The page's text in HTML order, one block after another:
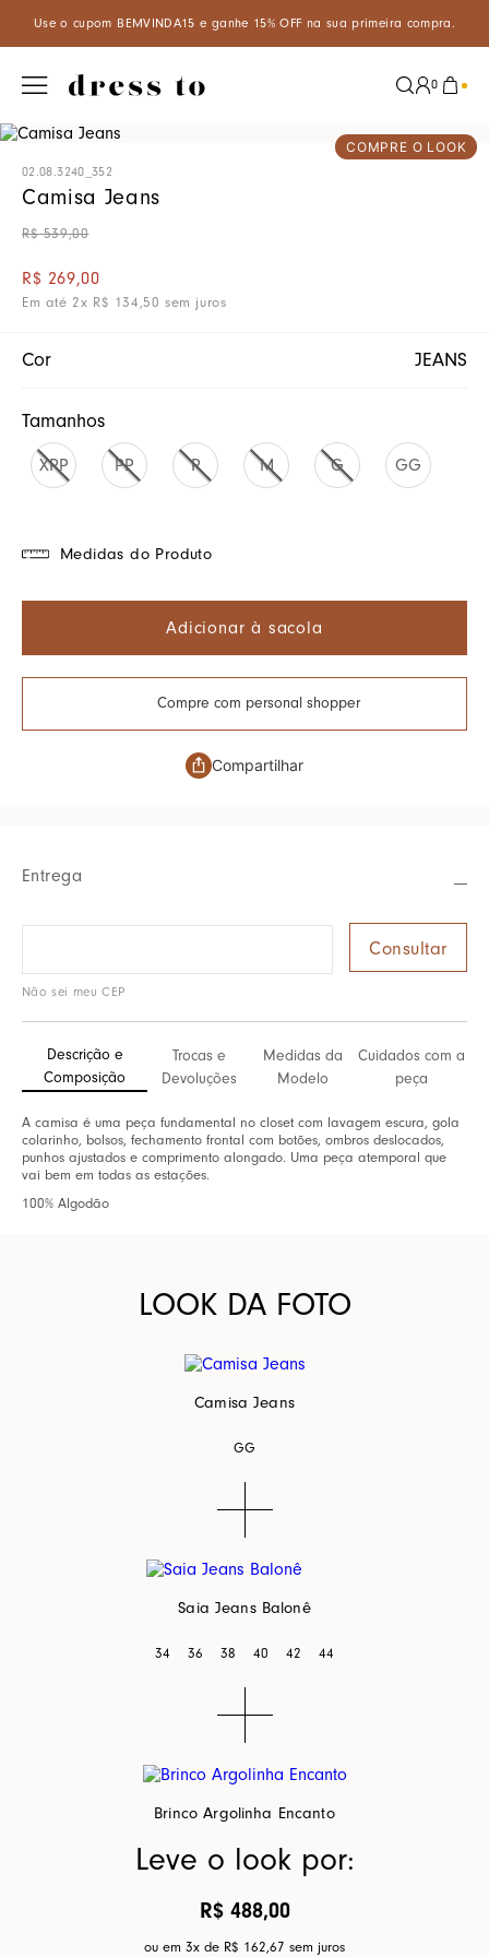
e ganhe 15% OFF na sua primeira compra. Aproveite um
0
COMPRE O LOOK
02.08.3240_352
Camisa Jeans
R$ 539,00
R$ 269,00
Em até 2x R$ 134 ,50 sem juros
Cor JEANS
Tamanhos
XPP PP P M G GG
Medidas do Produto
Adicionar à sacola
Compre com personal shopper
Compartilhar
Entrega
Não sei meu CEP
Descrição e
Composição
Trocas e
Devoluções
Medidas da
Modelo
Cuidados com a
peça
A camisa é uma peça fundamental no closet com lavagem escura, gola
colarinho, bolsos, fechamento frontal com botões, ombros deslocados,
punhos ajustados e comprimento alongado. Uma peça atemporal que
vai bem em todas as estações.
100% Algodão
LOOK DA FOTO
Camisa Jeans
GG
Saia Jeans Balonê
34 36 38 40 42 44
Brinco Argolinha Encanto
Leve o look por:
R$ 488,00
ou em 3x de R$ 162,67 sem juros